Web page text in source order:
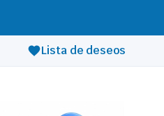
Lista de deseos